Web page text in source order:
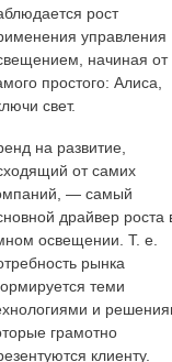
рост
управления
начиная от
простого: Алиса,
свет.
на развитие,
от самих
— самый
драйвер роста
освещении. Т. е.
рынка
теми
и
грамотно
клиенту.